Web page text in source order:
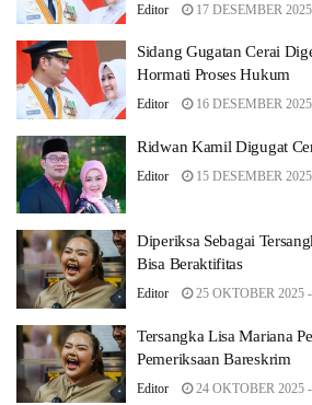
Editor 17 DESEMBER
Sidang Gugatan Cerai
Hormati Proses Hukum
Editor 16 DESEMBER
Ridwan Kamil Digugat
Editor 15 DESEMBER
Diperiksa Sebagai
Bisa Beraktifitas
Editor 25 OKTOBER 2025
Tersangka Lisa Mariana
Pemeriksaan Bareskrim
Editor 24 OKTOBER 2025